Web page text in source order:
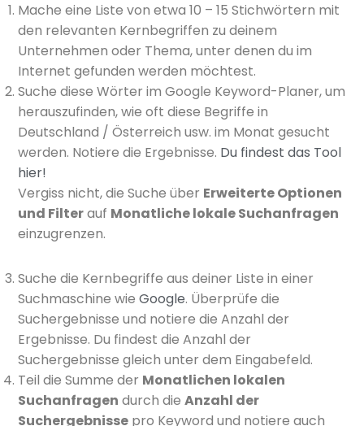
Mache eine Liste von etwa 10 – 15 Stichwörtern mit
den relevanten Kernbegriffen zu deinem
Unternehmen oder Thema, unter denen du im
Internet gefunden werden möchtest.
Suche diese Wörter im Google Keyword-Planer, um
herauszufinden, wie oft diese Begriffe in
Deutschland / Österreich usw. im Monat gesucht
werden. Notiere die Ergebnisse. Du findest das Tool
hier!
Vergiss nicht, die Suche über Erweiterte Optionen
und Filterauf Monatliche lokale Suchanfragen
einzugrenzen.
Suche die Kernbegriffe aus deiner Liste in einer
Suchmaschine wieGoogle. Überprüfe die
Suchergebnisse und notiere die Anzahl der
Ergebnisse. Du findest die Anzahl der
Suchergebnisse gleich unter dem Eingabefeld.
Teil die Summe der Monatlichen lokalen
Suchanfragen durch dieAnzahl der
Suchergebnisse pro Keyword und notiere auch